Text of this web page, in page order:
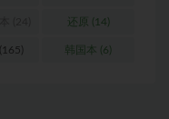
还原 (14)
(165) 韩国本 (6)